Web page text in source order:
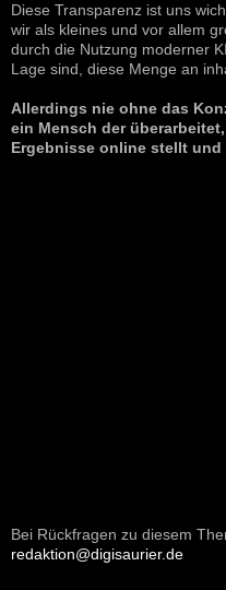
Diese Transparenz ist uns
wir als kleines und vor allem
durch die Nutzung moderner
Lage sind, diese Menge an
Allerdings nie ohne das
ein Mensch der
Ergebnisse online stellt und
Bei Rückfragen zu diesem
redaktion@digisaurier.de